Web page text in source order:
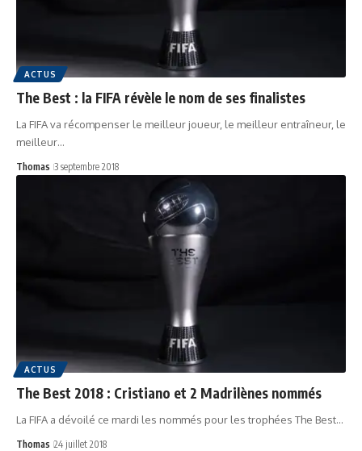
ACTUS
The Best : la FIFA révèle le nom de ses finalistes
La FIFA va récompenser le meilleur joueur, le meilleur entraîneur, le
meilleur…
Thomas 3 septembre 2018
ACTUS
The Best 2018 : Cristiano et 2 Madrilènes nommés
La FIFA a dévoilé ce mardi les nommés pour les trophées The Best…
Thomas 24 juillet 2018